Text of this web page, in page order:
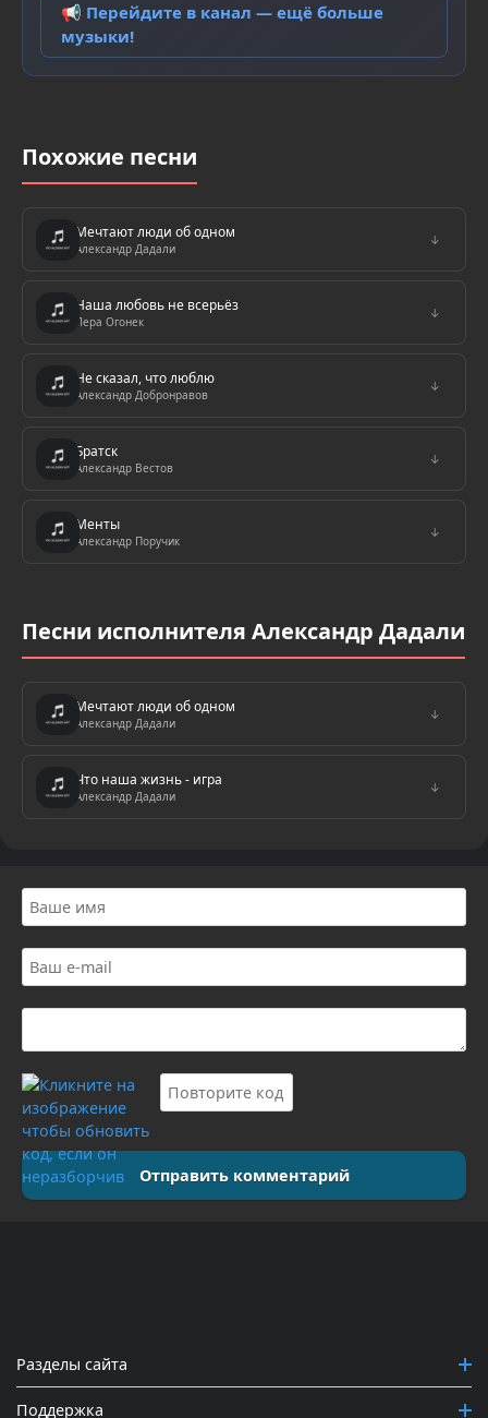
📢 Перейдите в канал — ещё больше
музыки!
Похожие песни
Мечтают люди об одном
Александр Дадали
↓
Наша любовь не всерьёз
Лера Огонек
↓
Не сказал, что люблю
Александр Добронравов
↓
Братск
Александр Вестов
↓
Менты
Александр Поручик
↓
Песни исполнителя Александр Дадали
Мечтают люди об одном
Александр Дадали
↓
Что наша жизнь - игра
Александр Дадали
↓
Отправить комментарий
Разделы сайта
Поддержка